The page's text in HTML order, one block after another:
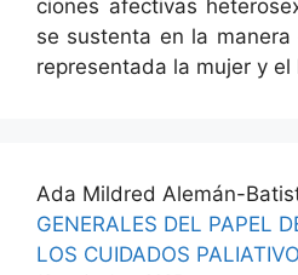
ciones afec­ti­vas
se sus­ten­ta en la
rep­re­sen­ta­da la mujer y
Ada Mildred Alemán-
GENERALES DEL PAPEL
LOS CUIDADOS